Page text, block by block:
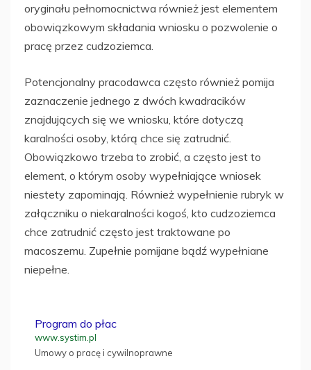
oryginału pełnomocnictwa również jest elementem
obowiązkowym składania wniosku o pozwolenie o
pracę przez cudzoziemca.
Potencjonalny pracodawca często również pomija
zaznaczenie jednego z dwóch kwadracików
znajdujących się we wniosku, które dotyczą
karalności osoby, którą chce się zatrudnić.
Obowiązkowo trzeba to zrobić, a często jest to
element, o którym osoby wypełniające wniosek
niestety zapominają. Również wypełnienie rubryk w
załączniku o niekaralności kogoś, kto cudzoziemca
chce zatrudnić często jest traktowane po
macoszemu. Zupełnie pomijane bądź wypełniane
niepełne.
Program do płac
www.systim.pl
Umowy o pracę i cywilnoprawne